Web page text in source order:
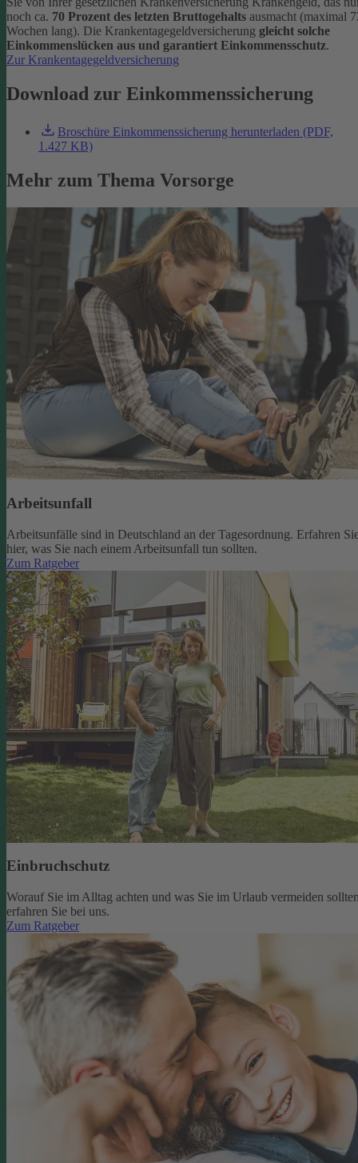
noch ca. 70 Prozent des letzten Bruttogehalts ausmacht (maximal
Wochen lang). Die Krankentagegeldversicherung gleicht solche
Einkommenslücken aus und garantiert Einkommensschutz.
Zur Krankentagegeldversicherung
Download zur Einkommenssicherung
Broschüre Einkommenssicherung herunterladen (PDF,
1.427 KB)
Mehr zum Thema Vorsorge
Arbeitsunfall
Arbeitsunfälle sind in Deutschland an der Tagesordnung. Erfahren
hier, was Sie nach einem Arbeitsunfall tun sollten.
Zum Ratgeber
Einbruchschutz
Worauf Sie im Alltag achten und was Sie im Urlaub vermeiden
erfahren Sie bei uns.
Zum Ratgeber